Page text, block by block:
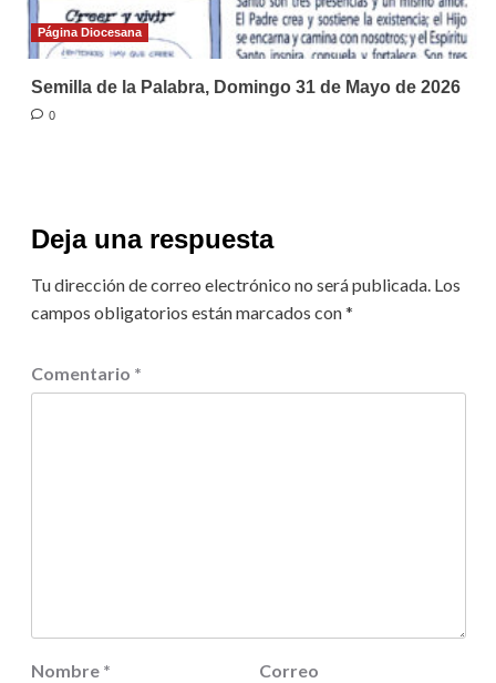
Página Diocesana
Semilla de la Palabra, Domingo 31 de Mayo de 2026
0
Deja una respuesta
Tu dirección de correo electrónico no será publicada. Los
campos obligatorios están marcados con*
Comentario *
Nombre *
Correo